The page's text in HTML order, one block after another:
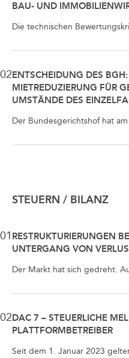
BAU- UND
Die technischen
02 ENTSCHEIDUNG DES
MIETREDUZIERUNG FÜR
UMSTÄNDE DES
Der Bundesgerichtshof hat
STEUERN / BILANZ
01 RESTRUKTURIERUNGEN
UNTERGANG VON
Der Markt hat sich gedreht.
02 DAC 7 – STEUERLICHE
PLATTFORMBETREIBER
Seit dem 1. Januar 2023